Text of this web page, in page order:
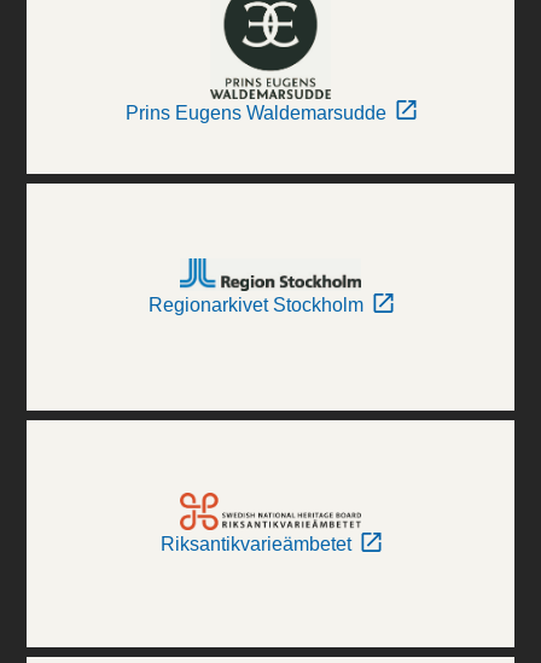
Prins Eugens Waldemarsudde
Regionarkivet Stockholm
Riksantikvarieämbetet